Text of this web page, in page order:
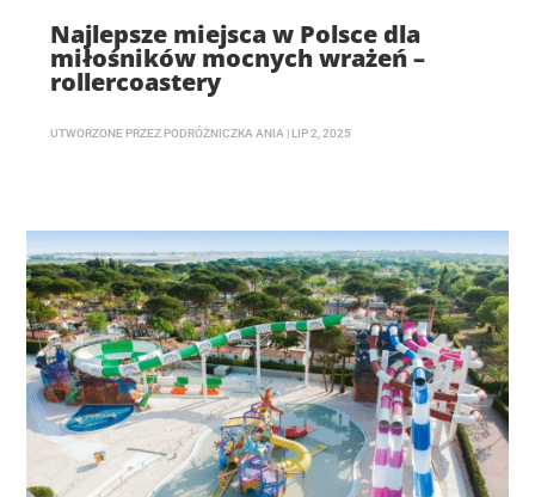
Najlepsze miejsca w Polsce dla
miłośników mocnych wrażeń –
rollercoastery
UTWORZONE PRZEZ PODRÓŻNICZKA ANIA | LIP 2, 2025